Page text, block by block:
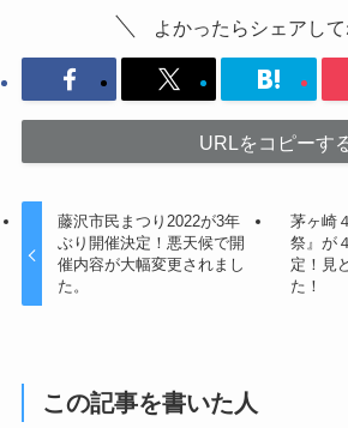
よかったらシェアして
URLをコピーす
藤沢市民まつり2022が3年
ぶり開催決定！悪天候で開
催内容が大幅変更されまし
た。
茅ヶ崎
祭』が
定！見
た！
この記事を書いた人